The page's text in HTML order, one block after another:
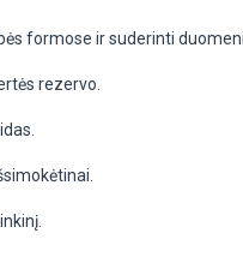
formose ir suderinti
rezervo.